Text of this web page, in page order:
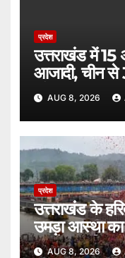
प्रदेश
उत्तराखंड में
आजादी, चीन
गांव।
AUG 8, 2026
प्रदेश
उत्तराखंड के
उमड़ा आस्था का
अगले चार दिन
AUG 8, 2026